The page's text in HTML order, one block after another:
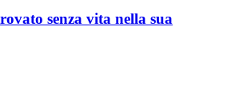
senza vita nella sua